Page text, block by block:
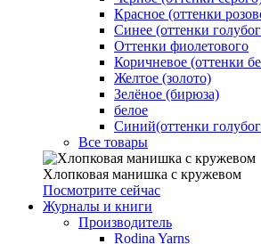
Красное (оттенки
Синее (оттенки
Оттенки фиолетового
Коричневое (оттенки
Желтое (золото)
Зелёное (бирюза)
белое
Синий(оттенки
Все товары
Хлопковая манишка с кружевом
Посмотрите сейчас
Журналы и книги
Производитель
Rodina Yarns